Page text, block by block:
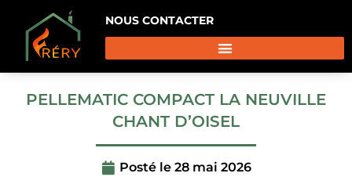
NOUS CONTACTER
PELLEMATIC COMPACT LA NEUVILLE
CHANT D’OISEL
Posté le 28 mai 2026